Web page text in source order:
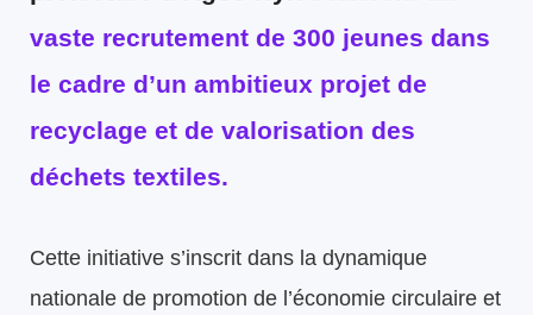
vaste recrutement de 300 jeunes dans
le cadre d’un ambitieux projet de
recyclage et de valorisation des
déchets textiles.
Cette initiative s’inscrit dans la dynamique
nationale de promotion de l’économie circulaire et